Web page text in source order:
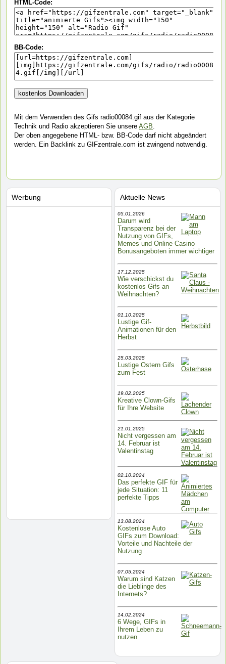
HTML-Code:
BB-Code:
Mit dem Verwenden des Gifs radio00084.gif aus der Kategorie
Technik und Radio akzeptieren Sie unsere AGB.
Der oben angegebene HTML- bzw. BB-Code darf nicht abgeändert
werden. Ein Backlink zu GIFzentrale.com ist zwingend notwendig.
Aktuelle News
05.01.2026
Darum wird
Transparenz bei der
Nutzung von GIFs,
Memes und Online Casino
Bonusangeboten immer wichtiger
17.12.2025
Wie verschickst du
kostenlos Gifs an
Weihnachten?
01.10.2025
Lustige Gif-
Animationen für den
Herbst
25.03.2025
Lustige Ostern Gifs
zum Fest
19.02.2025
Kreative Clown-Gifs
für Ihre Website
21.01.2025
Nicht vergessen am
14. Februar ist
Valentinstag
02.10.2024
Das perfekte GIF für
jede Situation: 11
perfekte Tipps
13.08.2024
Kostenlose Auto
GIFs zum Download:
Vorteile und Nachteile der
Nutzung
07.05.2024
Warum sind Katzen
die Lieblinge des
Internets?
14.02.2024
6 Wege, GIFs in
Ihrem Leben zu
nutzen
Werbung